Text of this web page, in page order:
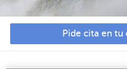
Pide cita en tu